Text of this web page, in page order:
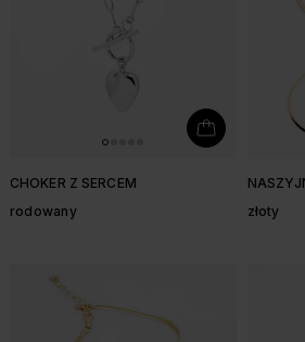
CHOKER Z SERCEM
rodowany
złoty